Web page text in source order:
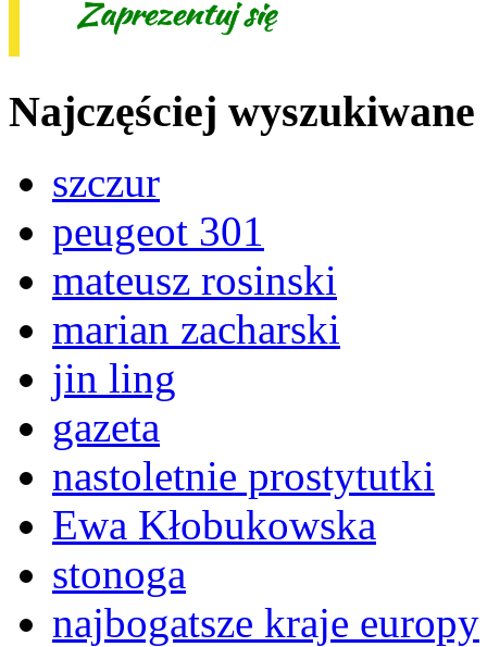
Najczęściej wyszukiwane
szczur
peugeot 301
mateusz rosinski
marian zacharski
jin ling
gazeta
nastoletnie prostytutki
Ewa Kłobukowska
stonoga
najbogatsze kraje europy